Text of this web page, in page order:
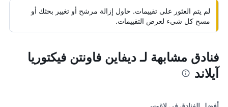
لم يتم العثور على تقييمات. حاول إزالة مرشح أو تغيير بحثك أو
مسح كل شيء لعرض التقييمات.
فنادق مشابهة لـ ديفاين فاونتن فيكتوريا
آيلاند